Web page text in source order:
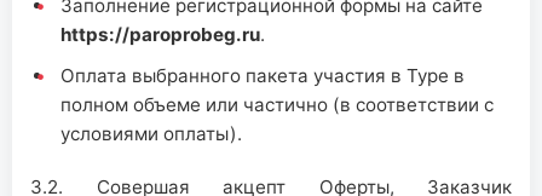
Заполнение регистрационной формы на сайте
https://paroprobeg.ru.
Оплата выбранного пакета участия в Туре в
полном объеме или частично (в соответствии с
условиями оплаты).
3.2. Совершая акцепт Оферты, Заказчик